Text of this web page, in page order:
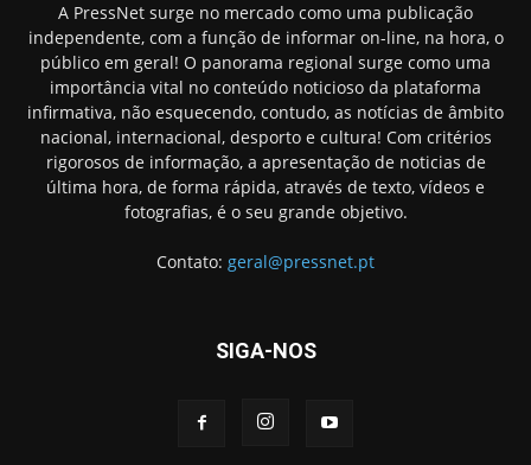
A PressNet surge no mercado como uma publicação
independente, com a função de informar on-line, na hora, o
público em geral! O panorama regional surge como uma
importância vital no conteúdo noticioso da plataforma
infirmativa, não esquecendo, contudo, as notícias de âmbito
nacional, internacional, desporto e cultura! Com critérios
rigorosos de informação, a apresentação de noticias de
última hora, de forma rápida, através de texto, vídeos e
fotografias, é o seu grande objetivo.
Contato: geral@pressnet.pt
SIGA-NOS